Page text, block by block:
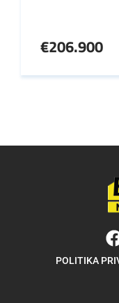
€206.900
POLITIKA